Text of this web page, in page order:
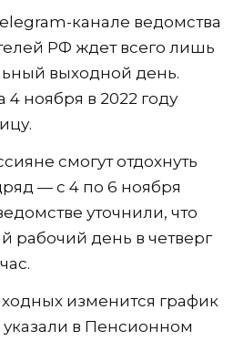
канале ведомства
РФ ждет всего лишь
выходной день.
4 ноября в 2022 году
смогут отдохнуть
— с 4 по 6 ноября
уточнили, что
рабочий день в четверг
изменится график
в Пенсионном